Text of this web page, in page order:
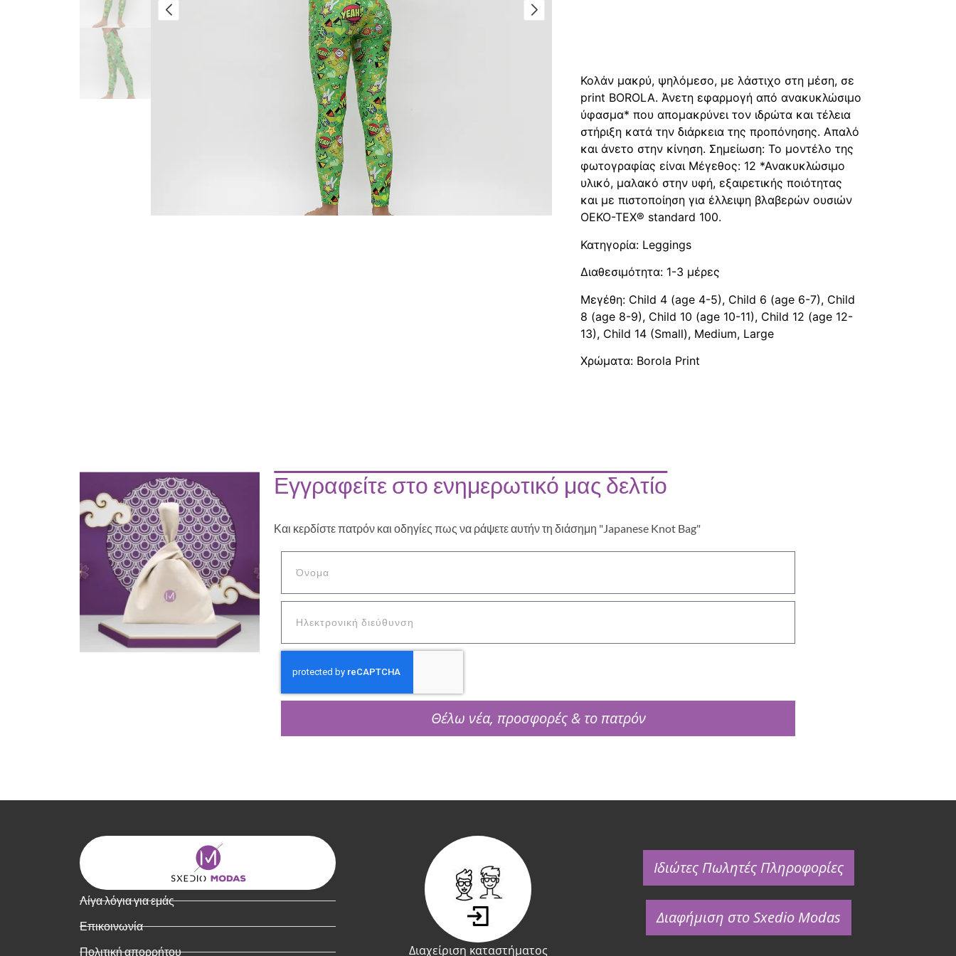
Κολάν μακρύ, ψηλόμεσο, με λάστιχο στη μέση, σε
print BOROLA. Άνετη εφαρμογή από ανακυκλώσιμο
ύφασμα* που απομακρύνει τον ιδρώτα και τέλεια
στήριξη κατά την διάρκεια της προπόνησης. Απαλό
και άνετο στην κίνηση. Σημείωση: Το μοντέλο της
φωτογραφίας είναι Μέγεθος: 12 *Ανακυκλώσιμο
υλικό, μαλακό στην υφή, εξαιρετικής ποιότητας
και με πιστοποίηση για έλλειψη βλαβερών ουσιών
OEKO-TEX® standard 100.
Κατηγορία: Leggings
Διαθεσιμότητα: 1-3 μέρες
Μεγέθη: Child 4 (age 4-5), Child 6 (age 6-7), Child
8 (age 8-9), Child 10 (age 10-11), Child 12 (age 12-
13), Child 14 (Small), Medium, Large
Χρώματα: Borola Print
Εγγραφείτε στο ενημερωτικό μας δελτίο
Και κερδίστε πατρόν και οδηγίες πως να ράψετε αυτήν τη διάσημη "Japanese Knot Bag"
Θέλω νέα, προσφορές & το πατρόν
Λίγα λόγια για εμάς
Επικοινωνία
Πολιτική απορρήτου
Διαχείριση καταστήματος
Ιδιώτες Πωλητές Πληροφορίες
Διαφήμιση στο Sxedio Modas